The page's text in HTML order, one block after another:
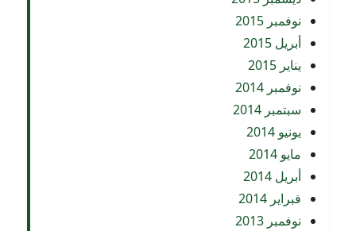
نوفمبر 2015
أبريل 2015
يناير 2015
نوفمبر 2014
سبتمبر 2014
يونيو 2014
مايو 2014
أبريل 2014
فبراير 2014
نوفمبر 2013